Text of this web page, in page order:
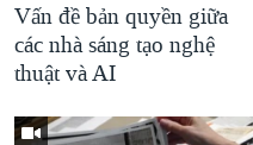
Vấn đề bản quyền giữa
các nhà sáng tạo nghệ
thuật và AI